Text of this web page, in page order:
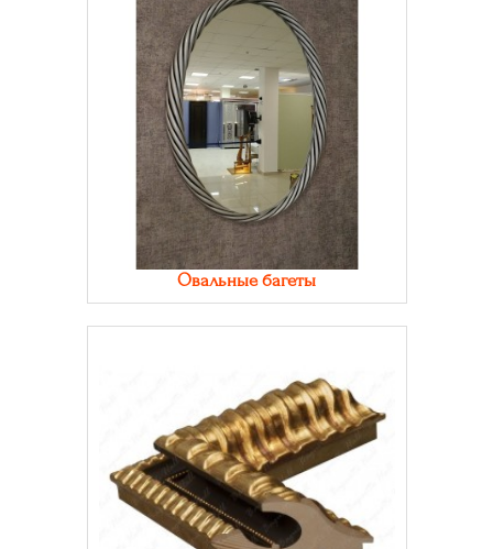
Овальные багеты